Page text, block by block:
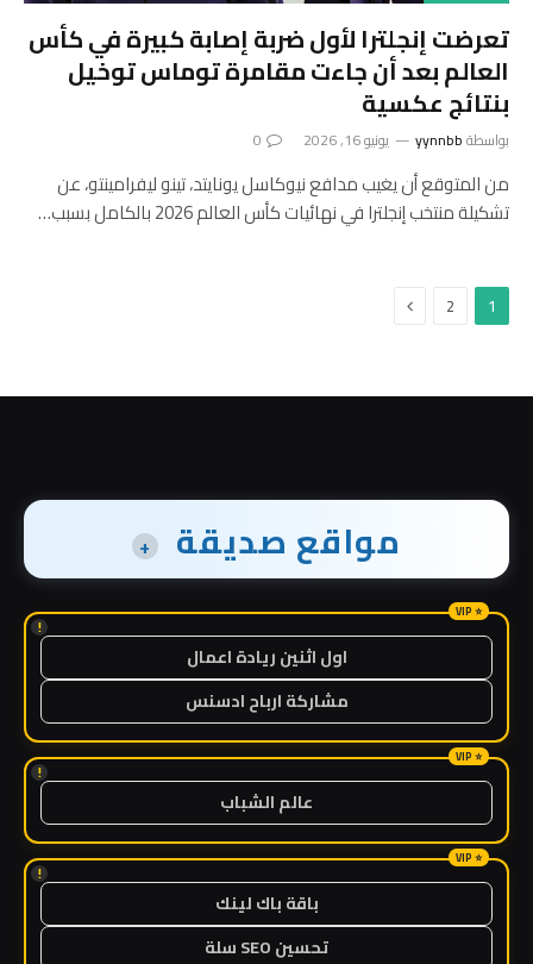
تعرضت إنجلترا لأول ضربة إصابة كبيرة في كأس
العالم بعد أن جاءت مقامرة توماس توخيل
بنتائج عكسية
بواسطةyynnbb يونيو 16, 2026 0
من المتوقع أن يغيب مدافع نيوكاسل يونايتد، تينو ليفرامينتو، عن
تشكيلة منتخب إنجلترا في نهائيات كأس العالم 2026 بالكامل بسبب…
1
2 التالي
مواقع صديقة +
!
اول اثنين ريادة اعمال
مشاركة ارباح ادسنس
!
عالم الشباب
!
باقة باك لينك
تحسين SEO سلة